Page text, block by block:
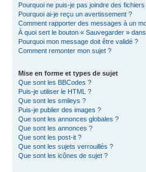
Pourquoi ne puis-je pas joindre des
Pourquoi ai-je reçu un avertissement ?
Comment rapporter des messages à un
À quoi sert le bouton « Sauvegarder »
Pourquoi mon message doit être validé ?
Comment remonter mon sujet ?
Mise en forme et types de sujet
Que sont les BBCodes ?
Puis-je utiliser le HTML ?
Que sont les smileys ?
Puis-je publier des images ?
Que sont les annonces globales ?
Que sont les annonces ?
Que sont les post-it ?
Que sont les sujets verrouillés ?
Que sont les icônes de sujet ?